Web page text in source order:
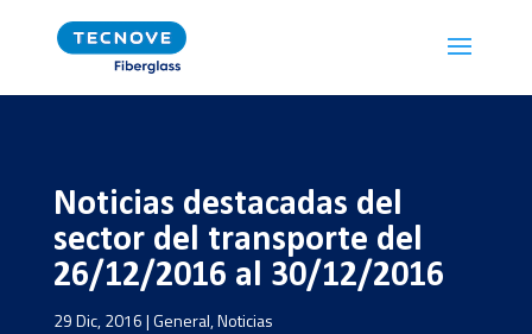
Noticias destacadas del
sector del transporte del
26/12/2016 al 30/12/2016
29 Dic, 2016|General,Noticias